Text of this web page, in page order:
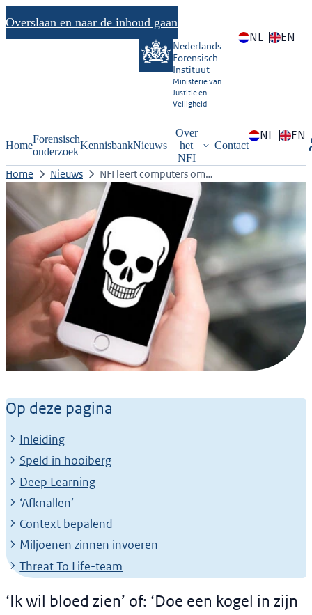
Overslaan en naar de inhoud gaan
NL EN
Nederlands
Forensisch
Instituut
Ministerie van
Justitie en
Veiligheid
Home
Forensisch
onderzoek
KennisbankNieuws
Over
het
NFI
Contact
NL EN
Home Nieuws NFI leert computers om…
NFI leert computers om
berichten met
doodsbedreiging uit grote
hoeveelheden data te
filteren
5 mei 2021
Op deze pagina
Inleiding
Speld in hooiberg
Deep Learning
‘Afknallen’
Context bepalend
Miljoenen zinnen invoeren
Threat To Life-team
‘Ik wil bloed zien’ of: ‘Doe een kogel in zijn